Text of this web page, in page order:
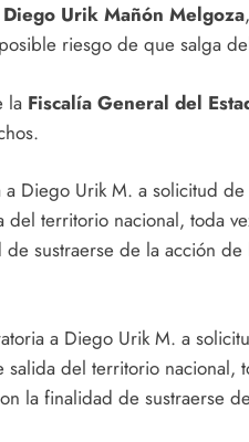
Diego Urik Mañón Melgoza,
riesgo de que salga
la Fiscalía General del
a Diego Urik M. a solicitud
del territorio nacional, toda
sustraerse de la acción de
a Diego Urik M. a
del territorio nacional,
la finalidad de sustraerse